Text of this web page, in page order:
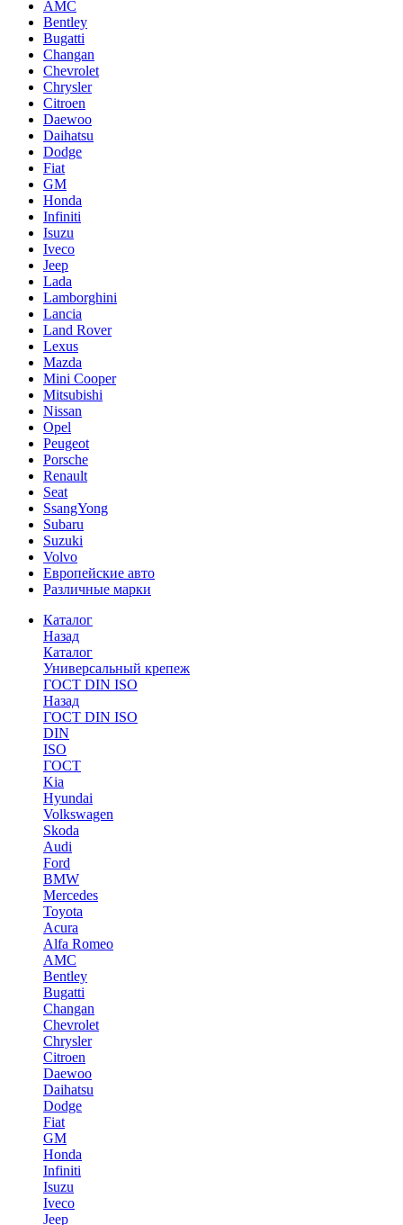
AMC
Bentley
Bugatti
Changan
Chevrolet
Chrysler
Citroen
Daewoo
Daihatsu
Dodge
Fiat
GM
Honda
Infiniti
Isuzu
Iveco
Jeep
Lada
Lamborghini
Lancia
Land Rover
Lexus
Mazda
Mini Cooper
Mitsubishi
Nissan
Opel
Peugeot
Porsche
Renault
Seat
SsangYong
Subaru
Suzuki
Volvo
Европейские авто
Различные марки
Каталог
Назад
Каталог
Универсальный крепеж
ГОСТ DIN ISO
Назад
ГОСТ DIN ISO
DIN
ISO
ГОСТ
Kia
Hyundai
Volkswagen
Skoda
Audi
Ford
BMW
Mercedes
Toyota
Acura
Alfa Romeo
AMC
Bentley
Bugatti
Changan
Chevrolet
Chrysler
Citroen
Daewoo
Daihatsu
Dodge
Fiat
GM
Honda
Infiniti
Isuzu
Iveco
Jeep